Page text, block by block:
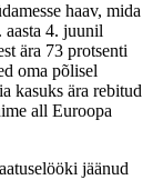
haav, mida
aasta 4. juunil
ära 73 protsenti
oma põlisel
kasuks ära rebitud
all Euroopa
jäänud